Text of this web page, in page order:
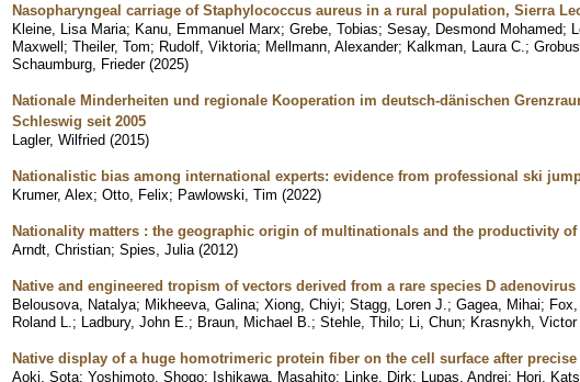
Nasopharyngeal carriage of Staphylococcus aureus in a rural population, Sierra
Kleine, Lisa Maria; Kanu, Emmanuel Marx; Grebe, Tobias; Sesay, Desmond Mohamed;
Maxwell; Theiler, Tom; Rudolf, Viktoria; Mellmann, Alexander; Kalkman, Laura C. ;
Schaumburg, Frieder (2025)
Nationale Minderheiten und regionale Kooperation im deutsch-dänischen
Schleswig seit 2005
Lagler, Wilfried (2015)
Nationalistic bias among international experts: evidence from professional ski
Krumer, Alex; Otto, Felix; Pawlowski, Tim (2022)
Nationality matters : the geographic origin of multinationals and the productivity
Arndt, Christian; Spies, Julia (2012)
Native and engineered tropism of vectors derived from a rare species D adenovirus
Belousova, Natalya; Mikheeva, Galina; Xiong, Chiyi; Stagg, Loren J. ; Gagea, Mihai; Fox,
Roland L. ; Ladbury, John E. ; Braun, Michael B. ; Stehle, Thilo; Li, Chun; Krasnykh, Victor
Native display of a huge homotrimeric protein fiber on the cell surface after
Aoki, Sota; Yoshimoto, Shogo; Ishikawa, Masahito; Linke, Dirk; Lupas, Andrei; Hori,